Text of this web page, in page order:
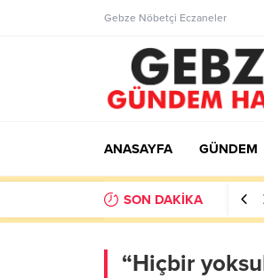
Gebze Nöbetçi Eczaneler
ANASAYFA GÜNDEM
SON DAKİKA
“Hiçbir